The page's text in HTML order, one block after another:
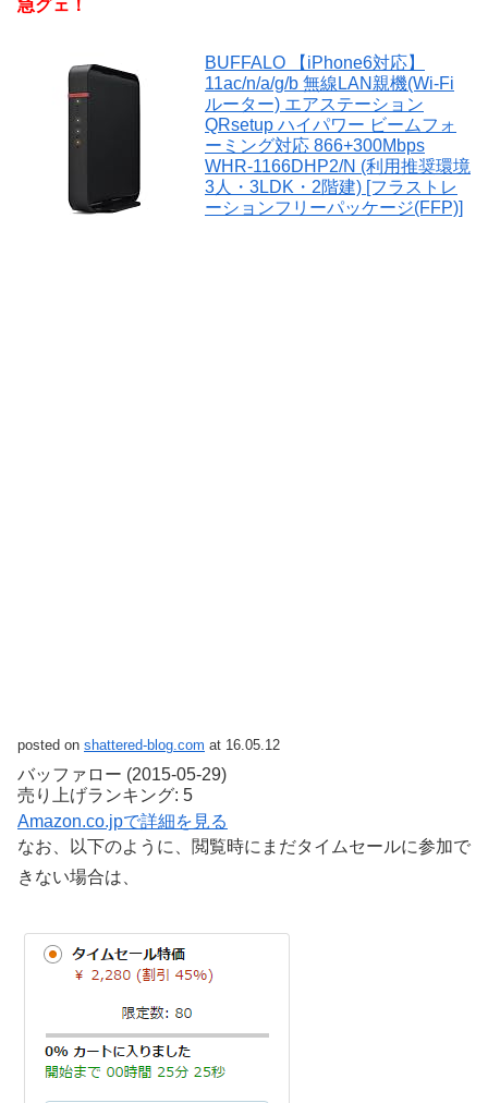
急グェ！
BUFFALO 【iPhone6対応】
11ac/n/a/g/b 無線LAN親機(Wi-Fi
ルーター) エアステーション
QRsetup ハイパワー ビームフォ
ーミング対応 866+300Mbps
WHR-1166DHP2/N (利用推奨環境
3人・3LDK・2階建) [フラストレ
ーションフリーパッケージ(FFP)]
posted on shattered-blog.com at 16.05.12
バッファロー (2015-05-29)
売り上げランキング: 5
Amazon.co.jpで詳細を見る
なお、以下のように、閲覧時にまだタイムセールに参加で
きない場合は、